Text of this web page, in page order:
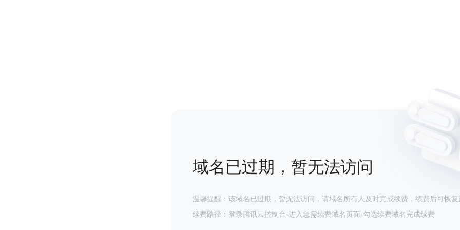
域名已过期，暂无法访问
温馨提醒：该域名已过期，暂无法访问，请域名所有人及时完成续费，续费后可恢复
续费路径：登录腾讯云控制台-进入急需续费域名页面-勾选续费域名完成续费